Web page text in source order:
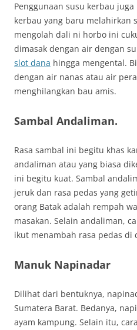
Penggunaan susu kerbau
kerbau yang baru melahirkan
mengolah dali ni horbo ini
dimasak dengan air dengan
slot dana hingga mengental.
dengan air nanas atau air
menghilangkan bau amis.
Sambal Andaliman.
Rasa sambal ini begitu khas
andaliman atau yang biasa
ini begitu kuat. Sambal
jeruk dan rasa pedas yang
orang Batak adalah rempah
masakan. Selain andaliman,
ikut menambah rasa pedas di
Manuk Napinadar
Dilihat dari bentuknya,
Sumatera Barat. Bedanya,
ayam kampung. Selain itu,